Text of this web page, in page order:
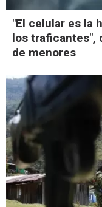
"El celular es la
los traficantes",
de menores